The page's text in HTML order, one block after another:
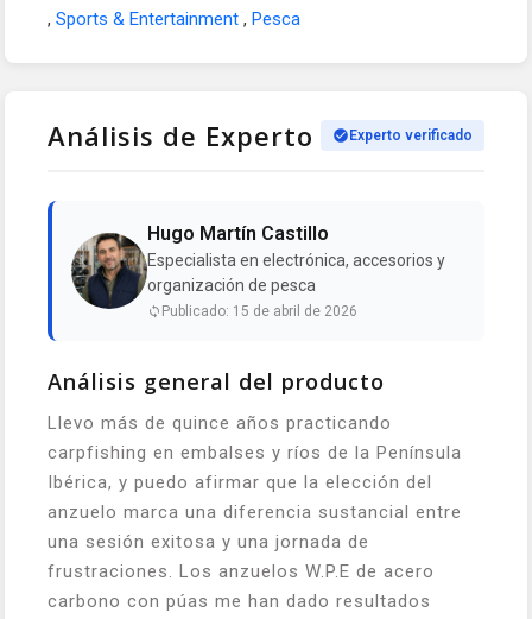
, Sports & Entertainment , Pesca
Análisis de Experto Experto verificado
Hugo Martín Castillo
Especialista en electrónica, accesorios y
organización de pesca
Publicado: 15 de abril de 2026
Análisis general del producto
Llevo más de quince años practicando
carpfishing en embalses y ríos de la Península
Ibérica, y puedo afirmar que la elección del
anzuelo marca una diferencia sustancial entre
una sesión exitosa y una jornada de
frustraciones. Los anzuelos W.P.E de acero
carbono con púas me han dado resultados